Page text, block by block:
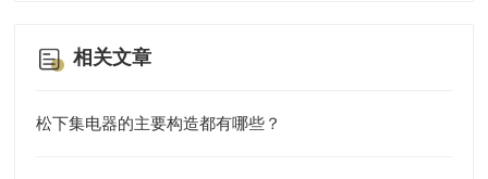
相关文章
松下集电器的主要构造都有哪些？